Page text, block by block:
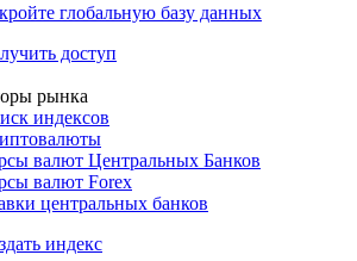
инвестора
7-дневный
глобальную базу данных
доступ
рынка
индексов
валют Центральных Банков